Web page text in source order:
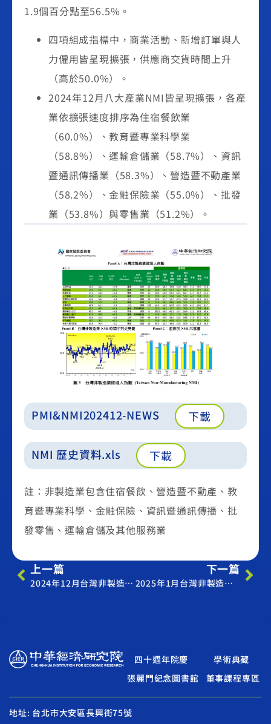
1.9個百分點至56.5%。
四項組成指標中，商業活動、新增訂單與人
力僱用皆呈現擴張，供應商交貨時間上升
（高於50.0%）。
2024年12月八大產業NMI皆呈現擴張，各產
業依擴張速度排序為住宿餐飲業
（60.0%）、教育暨專業科學業
（58.8%）、運輸倉儲業（58.7%）、資訊
暨通訊傳播業（58.3%）、營造暨不動產業
（58.2%）、金融保險業（55.0%）、批發
業（53.8%）與零售業（51.2%）。
PMI&NMI202412-NEWS 下載
NMI 歷史資料.xls 下載
註：非製造業包含住宿餐飲、營造暨不動產、教
育暨專業科學、金融保險、資訊暨通訊傳播、批
發零售、運輸倉儲及其他服務業
上一篇
2024年12月台灣非製造業採購經理人指數
下一篇
2025年1月台灣非製造業採購經理人指數
四十週年院慶
學術典藏
張麗門紀念圖書館
董事課程專區
地址: 台北市大安區長興街75號